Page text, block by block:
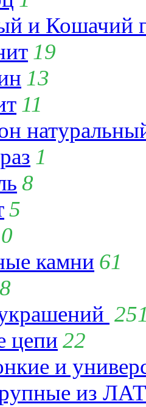
и Кошачий
19
13
11
1
8
5
0
камни 61
цепи 22
и
из